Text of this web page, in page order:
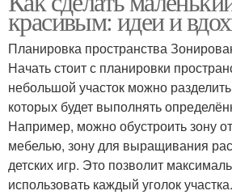
красивым: идеи и
Планировка пространства
Начать стоит с планировки
небольшой участок можно
которых будет выполнять
Например, можно обустроить зону
мебелью, зону для выращивания
детских игр. Это позволит
использовать каждый уголок участка.